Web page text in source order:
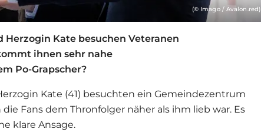
(© Imago / Avalon.red)
Herzogin Kate besuchen Veteranen
ihnen sehr nahe
Po-Grapscher?
Kate (41) besuchten ein Gemeindezentrum
Fans dem Thronfolger näher als ihm lieb war. Es
klare Ansage.